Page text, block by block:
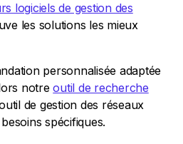
logiciels de gestion des
les solutions les mieux
personnalisée adaptée
notreoutil de recherche
de gestion des réseaux
spécifiques.